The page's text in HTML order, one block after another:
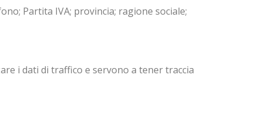
Partita IVA; provincia; ragione sociale;
i dati di traffico e servono a tener traccia